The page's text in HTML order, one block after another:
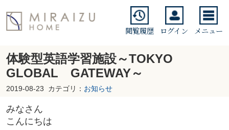
閲覧履歴 ログイン メニュー
体験型英語学習施設～TOKYO
GLOBAL GATEWAY～
2019-08-23 カテゴリ： お知らせ
みなさん
こんにちは